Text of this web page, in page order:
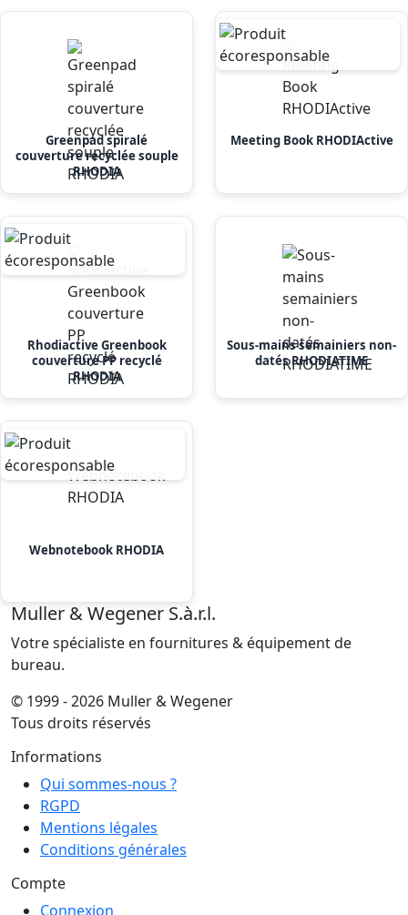
Greenpad spiralé
couverture recyclée souple
RHODIA
Meeting Book RHODIActive
Rhodiactive Greenbook
couverture PP recyclé
RHODIA
Sous-mains semainiers non-
datés RHODIATIME
Webnotebook RHODIA
Muller & Wegener S.à.r.l.
Votre spécialiste en fournitures & équipement de
bureau.
© 1999 - 2026 Muller & Wegener
Tous droits réservés
Informations
Qui sommes-nous ?
RGPD
Mentions légales
Conditions générales
Compte
Connexion